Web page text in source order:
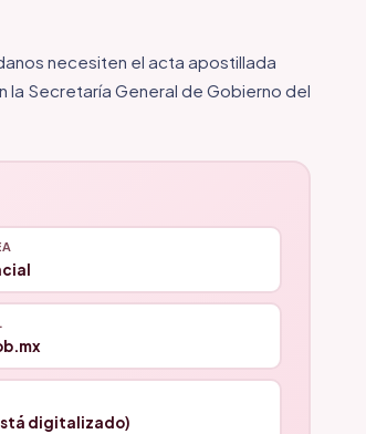
necesiten el acta apostillada
la Secretaría General de Gobierno del
digitalizado)